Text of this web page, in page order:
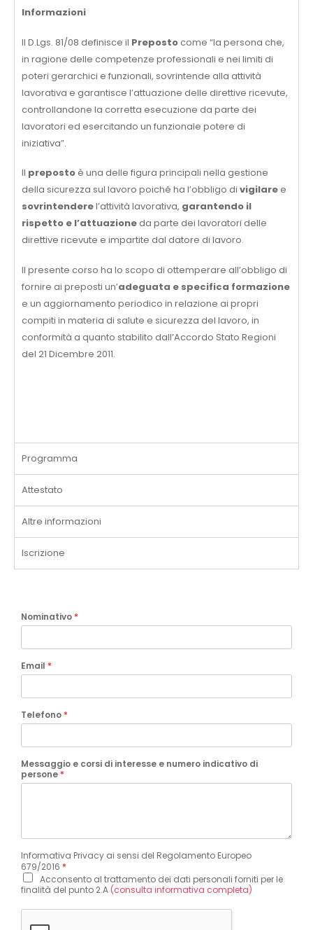
Informazioni
Il D.Lgs. 81/08 definisce il Prepostocome “la persona che,
in ragione delle competenze professionali e nei limiti di
poteri gerarchici e funzionali, sovrintende alla attività
lavorativa e garantisce l’attuazione delle direttive ricevute,
controllandone la corretta esecuzione da parte dei
lavoratori ed esercitando un funzionale potere di
iniziativa”.
Il preposto è una delle figura principali nella gestione
della sicurezza sul lavoro poiché ha l’obbligo di vigilare e
sovrintenderel’attività lavorativa, garantendo il
rispetto e l’attuazioneda parte dei lavoratori delle
direttive ricevute e impartite dal datore di lavoro.
Il presente corso ha lo scopo di ottemperare all’obbligo di
fornire ai preposti un’adeguata e specifica formazione
e un aggiornamento periodico in relazione ai propri
compiti in materia di salute e sicurezza del lavoro, in
conformità a quanto stabilito dall’Accordo Stato Regioni
del 21 Dicembre 2011.
Programma
Attestato
Altre informazioni
Iscrizione
Nominativo *
Email *
Telefono *
Messaggio e corsi di interesse e numero indicativo di
persone *
Informativa Privacy ai sensi del Regolamento Europeo
679/2016 *
Acconsento al trattamento dei dati personali forniti per le
finalità del punto 2.A (consulta informativa completa)